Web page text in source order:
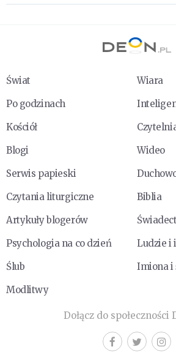
Świat
Wiara
Po godzinach
Kościół
Blogi
Wideo
Serwis papieski
Czytania liturgiczne
Biblia
Artykuły blogerów
Psychologia na co dzień
Ludzie i
Ślub
Imiona i
Modlitwy
Dołącz do społeczności